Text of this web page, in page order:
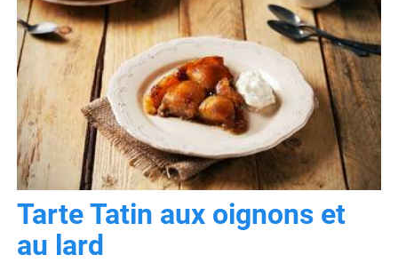
Tarte Tatin aux oignons et
au lard